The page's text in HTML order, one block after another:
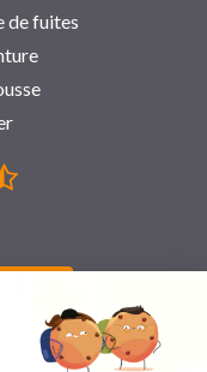
de fuites